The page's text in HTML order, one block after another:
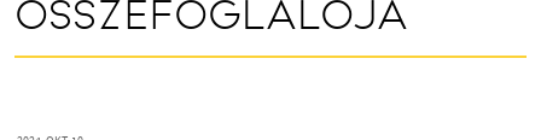
ÖSSZEFOGLALÓJA